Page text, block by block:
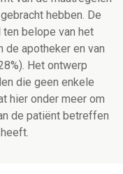
hebben. De
belope van het
de apotheker en van
Het ontwerp
die geen enkele
hier onder meer om
de patiënt betreffen